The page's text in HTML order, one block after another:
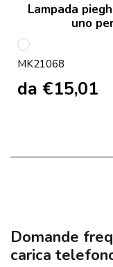
Lampada
uno
Bianco
MK21068
da €15,01
Domande
carica